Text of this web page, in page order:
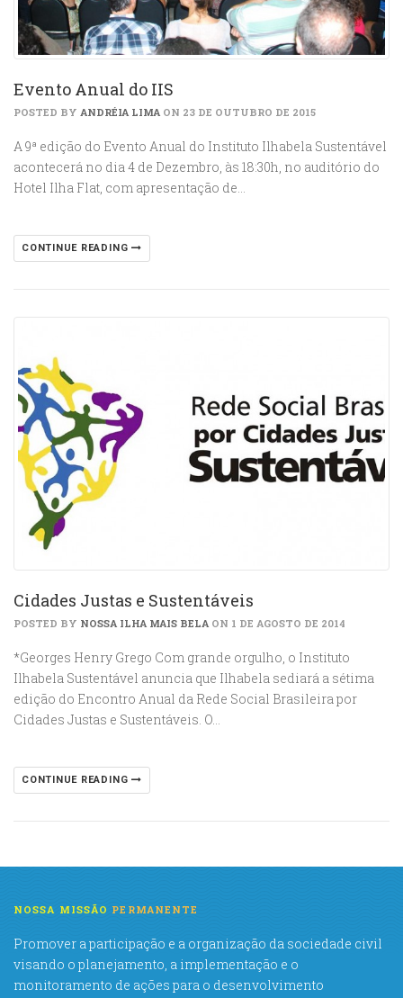
Evento Anual do IIS
POSTED BY ANDRÉIA LIMA ON 23 DE OUTUBRO DE 2015
A 9ª edição do Evento Anual do Instituto Ilhabela Sustentável
acontecerá no dia 4 de Dezembro, às 18:30h, no auditório do
Hotel Ilha Flat, com apresentação de…
CONTINUE READING
Cidades Justas e Sustentáveis
POSTED BY NOSSA ILHA MAIS BELA ON 1 DE AGOSTO DE 2014
*Georges Henry Grego Com grande orgulho, o Instituto
Ilhabela Sustentável anuncia que Ilhabela sediará a sétima
edição do Encontro Anual da Rede Social Brasileira por
Cidades Justas e Sustentáveis. O…
CONTINUE READING
NOSSA MISSÃO PERMANENTE
Promover a participação e a organização da sociedade civil
visando o planejamento, a implementação e o
monitoramento de ações para o desenvolvimento